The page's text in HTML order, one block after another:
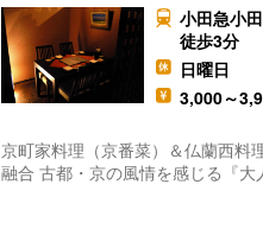
小田急小
徒歩3分
日曜日
3,000～
京町家料理（京番菜）＆仏蘭西料
融合 古都・京の風情を感じる『大